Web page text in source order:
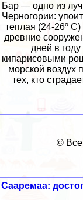
Бар — одно из
Черногории:
теплая (24-26º
древние
дней в
кипарисовыми
морской воздух
тех, кто
© Все
Сааремаа: